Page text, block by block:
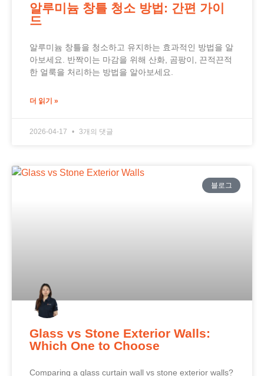
알루미늄 창틀 청소 방법: 간편 가이
드
알루미늄 창틀을 청소하고 유지하는 효과적인 방법을 알
아보세요. 반짝이는 마감을 위해 산화, 곰팡이, 끈적끈적
한 얼룩을 처리하는 방법을 알아보세요.
더 읽기 »
2026-04-17 3개의 댓글
블로그
Glass vs Stone Exterior Walls:
Which One to Choose
Comparing a glass curtain wall vs stone exterior walls?